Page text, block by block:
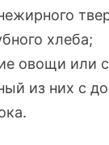
хлеба;
овощи или
из них с